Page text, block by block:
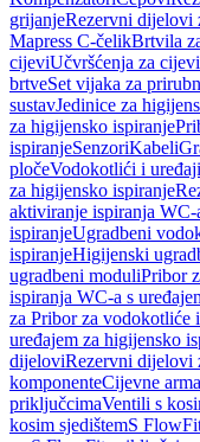
grijanjeRezervni dijelovi
Mapress C-čelikBrtvila
cijeviUčvršćenja za cijevi
brtveSet vijaka za
sustavJedinice za
za higijensko ispiranje
ispiranjeSenzoriKabeli
pločeVodokotlići i
za higijensko ispiranje
aktiviranje ispiranja WC-
ispiranjeUgradbeni
ispiranjeHigijenski
ugradbeni moduliPribor
ispiranja WC-a s
za Pribor za vodokotliće
uređajem za higijensko
dijeloviRezervni dijelovi
komponenteCijevne
priključcimaVentili s
kosim sjedištemS